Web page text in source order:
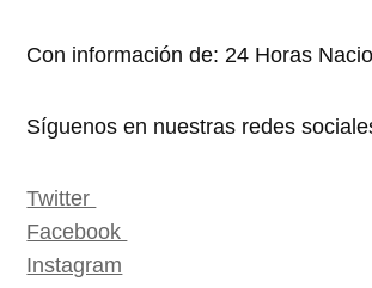
Con información de: 24 Horas
Síguenos en nuestras redes
Twitter
Facebook
Instagram